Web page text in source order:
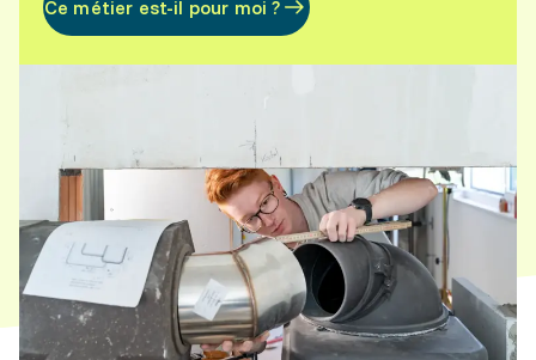
Ce métier est-il pour moi ?